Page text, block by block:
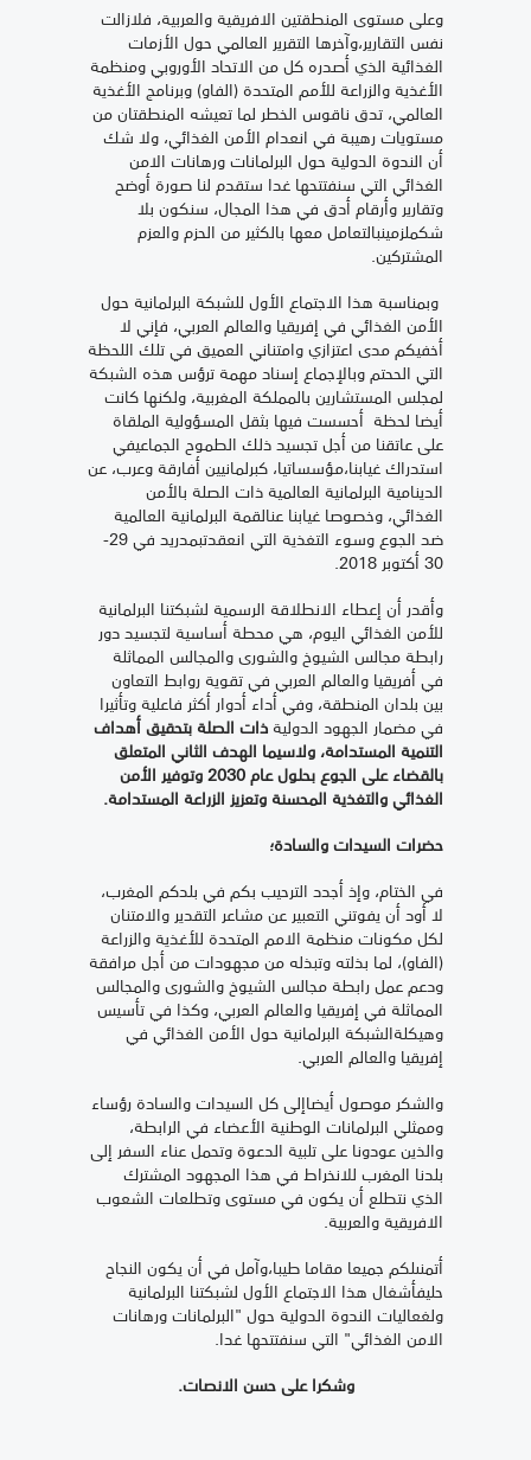
وعلى مستوى المنطقتين الافريقية والعربية، فلازالت
نفس التقارير،وآخرها التقرير العالمي حول الأزمات
الغذائية الذي أصدره كل من الاتحاد الأوروبي ومنظمة
الأغذية والزراعة للأمم المتحدة (الفاو) وبرنامج الأغذية
العالمي، تدق ناقوس الخطر لما تعيشه المنطقتان من
مستويات رهيبة في انعدام الأمن الغذائي، ولا شك
أن الندوة الدولية حول البرلمانات ورهانات الامن
الغذائي التي سنفتتحها غدا ستقدم لنا صورة أوضح
وتقارير وأرقام أدق في هذا المجال، سنكون بلا
شكملزمينبالتعامل معها بالكثير من الحزم والعزم
المشتركين.
وبمناسبة هذا الاجتماع الأول للشبكة البرلمانية حول
الأمن الغذائي في إفريقيا والعالم العربي، فإني لا
أخفيكم مدى اعتزازي وامتناني العميق في تلك اللحظة
التي الححتم وبالإجماع إسناد مهمة ترؤس هذه الشبكة
لمجلس المستشارين بالمملكة المغربية، ولكنها كانت
أيضا لحظة أحسست فيها بثقل المسؤولية الملقاة
على عاتقنا من أجل تجسيد ذلك الطموح الجماعيفي
استدراك غيابنا،مؤسساتيا، كبرلمانيين أفارقة وعرب، عن
الدينامية البرلمانية العالمية ذات الصلة بالأمن
الغذائي، وخصوصا غيابنا عنالقمة البرلمانية العالمية
ضد الجوع وسوء التغذية التي انعقدتبمدريد في 29-
30 أكتوبر 2018.
وأقدر أن إعطاء الانطلاقة الرسمية لشبكتنا البرلمانية
للأمن الغذائي اليوم، هي محطة أساسية لتجسيد دور
رابطة مجالس الشيوخ والشورى والمجالس المماثلة
في أفريقيا والعالم العربي في تقوية روابط التعاون
بين بلدان المنطقة، وفي أداء أدوار أكثر فاعلية وتأثيرا
في مضمار الجهود الدوليةذات الصلة بتحقيق أهداف
التنمية المستدامة، ولاسيما الهدف الثاني المتعلق
بالقضاء على الجوع بحلول عام 2030 وتوفير الأمن
الغذائي والتغذية المحسنة وتعزيز الزراعة المستدامة.
حضرات السيدات والسادة؛
في الختام، وإذ أجدد الترحيب بكم في بلدكم المغرب،
لا أود أن يفوتني التعبير عن مشاعر التقدير والامتنان
لكل مكونات منظمة الامم المتحدة للأغذية والزراعة
(الفاو)، لما بذلته وتبذله من مجهودات من أجل مرافقة
ودعم عمل رابطة مجالس الشيوخ والشورى والمجالس
المماثلة في إفريقيا والعالم العربي، وكذا في تأسيس
وهيكلةالشبكة البرلمانية حول الأمن الغذائي في
إفريقيا والعالم العربي.
والشكر موصول أيضاإلى كل السيدات والسادة رؤساء
وممثلي البرلمانات الوطنية الأعضاء في الرابطة،
والذين عودونا على تلبية الدعوة وتحمل عناء السفر إلى
بلدنا المغرب للانخراط في هذا المجهود المشترك
الذي نتطلع أن يكون في مستوى وتطلعات الشعوب
الافريقية والعربية.
أتمنىلكم جميعا مقاما طيبا،وآمل في أن يكون النجاح
حليفأشغال هذا الاجتماع الأول لشبكتنا البرلمانية
ولغعاليات الندوة الدولية حول "البرلمانات ورهانات
الامن الغذائي" التي سنفتتحها غدا.
وشكرا على حسن الانصات.